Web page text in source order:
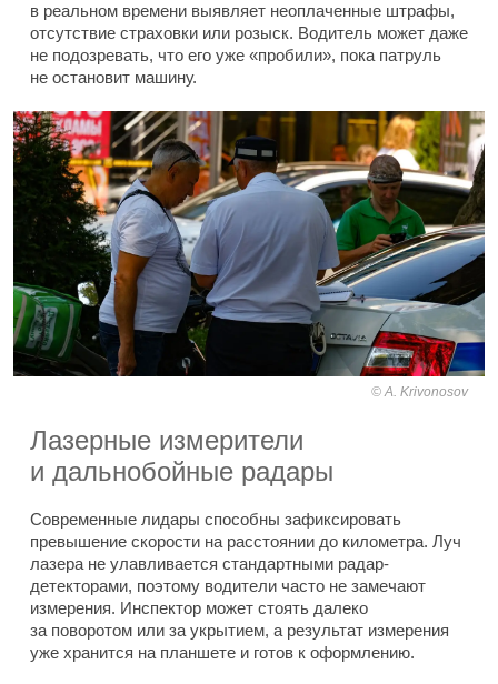
в реальном времени выявляет неоплаченные штрафы,
отсутствие страховки или розыск. Водитель может даже
не подозревать, что его уже «пробили», пока патруль
не остановит машину.
A. Krivonosov
Лазерные измерители
и дальнобойные радары
Современные лидары способны зафиксировать
превышение скорости на расстоянии до километра. Луч
лазера не улавливается стандартными радар-
детекторами, поэтому водители часто не замечают
измерения. Инспектор может стоять далеко
за поворотом или за укрытием, а результат измерения
уже хранится на планшете и готов к оформлению.